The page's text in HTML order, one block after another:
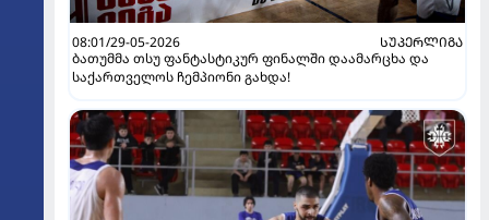
08:01/29-05-2026
ᲡᲣᲞᲔᲠᲚᲘᲒᲐ
ბათუმმა თსუ ფანტასტიკურ ფინალში დაამარცხა და
საქართველოს ჩემპიონი გახდა!